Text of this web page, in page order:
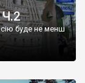
Ч.2
буде не менш